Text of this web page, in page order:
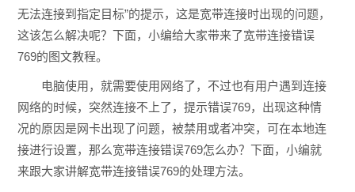
无法连接到指定目标”的提示，这是宽带连接时出现的问题，
这该怎么解决呢？下面，小编给大家带来了宽带连接错误
769的图文教程。
电脑使用，就需要使用网络了，不过也有用户遇到连接
网络的时候，突然连接不上了，提示错误769，出现这种情
况的原因是网卡出现了问题，被禁用或者冲突，可在本地连
接进行设置，那么宽带连接错误769怎么办？下面，小编就
来跟大家讲解宽带连接错误769的处理方法。